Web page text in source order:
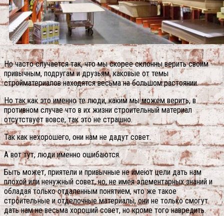
Но часто случается так, что мы скорее склонны верить своим
привычным, подругам и друзьям, каковые от темы
стройматериалов находятся весьма на большом растоянии.
Но так как это именно те люди, каким мы можем верить, в
противном случае что в их жизни строительный материал
отсутствует вовсе, так это не страшно.
Так как нехорошего, они нам не дадут совет.
А вот тут, люди именно ошибаются.
Быть может, приятели и привычные не имеют цели дать нам
плохой или ненужный совет, но, не имея элементарных знаний и
обладая только отдаленным понятием, что же такое
строительные и отделочные материалы, они не только смогут
дать нам не весьма хороший совет, но кроме того навредить.